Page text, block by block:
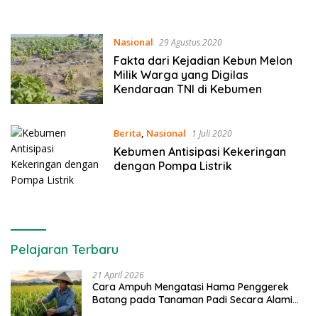
Nasional 29 Agustus 2020
Fakta dari Kejadian Kebun Melon
Milik Warga yang Digilas
Kendaraan TNI di Kebumen
Berita, Nasional 1 Juli 2020
Kebumen Antisipasi Kekeringan
dengan Pompa Listrik
Pelajaran Terbaru
21 April 2026
Cara Ampuh Mengatasi Hama Penggerek
Batang pada Tanaman Padi Secara Alami